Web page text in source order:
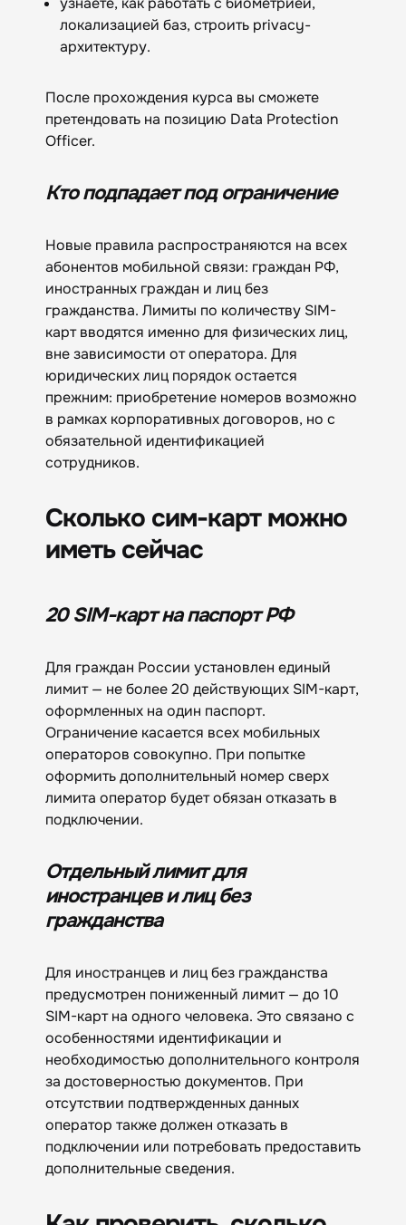
локализацией баз, строить privacy-
архитектуру.
После прохождения курса вы сможете
претендовать на позицию Data Protection
Officer.
Кто подпадает под ограничение
Новые правила распространяются на всех
абонентов мобильной связи: граждан РФ,
иностранных граждан и лиц без
гражданства. Лимиты по количеству SIM-
карт вводятся именно для физических лиц,
вне зависимости от оператора. Для
юридических лиц порядок остается
прежним: приобретение номеров возможно
в рамках корпоративных договоров, но с
обязательной идентификацией
сотрудников.
Сколько сим-карт можно
иметь сейчас
20 SIM-карт на паспорт РФ
Для граждан России установлен единый
лимит — не более 20 действующих SIM-карт,
оформленных на один паспорт.
Ограничение касается всех мобильных
операторов совокупно. При попытке
оформить дополнительный номер сверх
лимита оператор будет обязан отказать в
подключении.
Отдельный лимит для
иностранцев и лиц без
гражданства
Для иностранцев и лиц без гражданства
предусмотрен пониженный лимит — до 10
SIM-карт на одного человека. Это связано с
особенностями идентификации и
необходимостью дополнительного контроля
за достоверностью документов. При
отсутствии подтвержденных данных
оператор также должен отказать в
подключении или потребовать предоставить
дополнительные сведения.